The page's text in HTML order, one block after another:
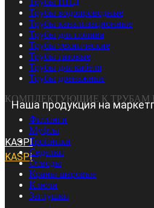
Наша продукция на
KASPI
KASPI
Трубы водопроводные
Трубы канализационные
Трубы для полива
Трубы технические
Трубы газовые
Трубы для кабеля
Трубы дренажные
КОМПЛЕКТУЮЩИЕ К ТРУБАМ
Фитинги
Муфты
Тройники
Седелки
Отводы
Краны шаровые
Ключи
Заглушки